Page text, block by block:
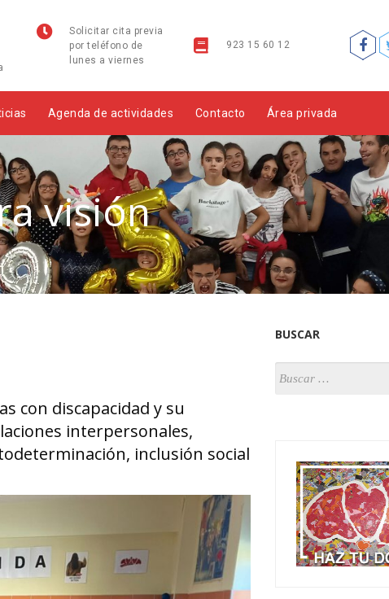
Solicitar cita previa
por teléfono de
lunes a viernes
923 15 60 12
Agenda de actividades Contacto Área privada
visión
con discapacidad y su
interpersonales,
inclusión social
BUSCAR